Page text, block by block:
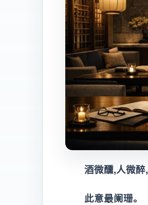
酒微醺,人微醉,
此意最阑珊。